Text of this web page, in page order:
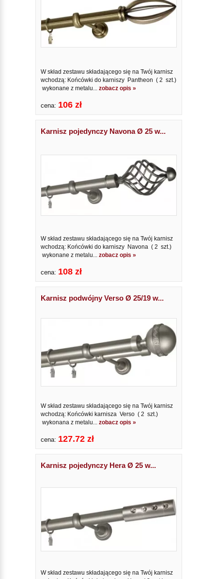
W skład zestawu składającego się na Twój karnisz
wchodzą: Końcówki do karniszy Pantheon ( 2 szt.)
wykonane z metalu... zobacz opis »
cena: 106 zł
Karnisz pojedynczy Navona Ø 25 w...
W skład zestawu składającego się na Twój karnisz
wchodzą: Końcówki do karniszy Navona ( 2 szt.)
wykonane z metalu... zobacz opis »
cena: 108 zł
Karnisz podwójny Verso Ø 25/19 w...
W skład zestawu składającego się na Twój karnisz
wchodzą: Końcówki karnisza Verso ( 2 szt.)
wykonana z metalu... zobacz opis »
cena: 127.72 zł
Karnisz pojedynczy Hera Ø 25 w...
W skład zestawu składającego się na Twój karnisz